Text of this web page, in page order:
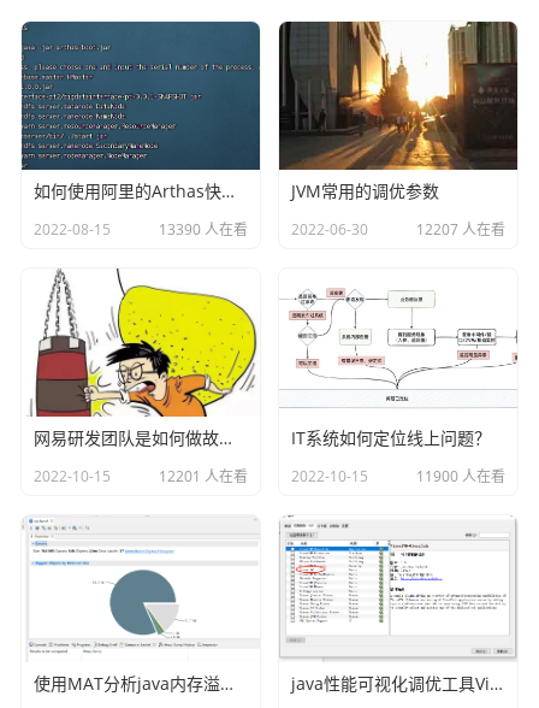
public class QLExpressDemo1 {
	public static void main(String[] args) th
rows Exception {
		// 这里我们定义整个的规则，也就是把上
		String express = "如果 \r\n" +
				"    age 大于等
于 18 并且 sex 等于 \"男\"\r\n" +
				"那么\r\n" +
				"    \"用戶已成年
				"    \"用户未成年
\" ";
		//创建一个expressRunner的实例
		ExpressRunner runner = new Expres
sRunner();
果", "if", null);
如何使用阿里的Arthas快速定位正在线上运行的程序问题
2022-08-15 13390 人在看
JVM常用的调优参数
2022-06-30 12207 人在看
网易研发团队是如何做故障演练的？
2022-10-15 12201 人在看
IT系统如何定位线上问题？
2022-10-15 11900 人在看
使用MAT分析java内存溢出的原因 java性能可视化调优工具VisualVM插件之Visual GC